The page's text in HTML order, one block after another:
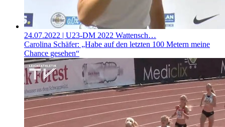
24.07.2022 | U23-DM 2022 Wattensch…
Carolina Schäfer: „Habe auf den letzten 100 Metern meine
Chance gesehen“